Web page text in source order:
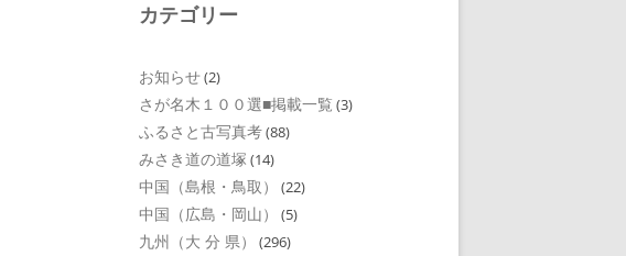
カテゴリー
お知らせ(2)
さが名木１００選■掲載一覧 (3)
ふるさと古写真考(88)
みさき道の道塚 (14)
中国（島根・鳥取） (22)
中国（広島・岡山） (5)
九州（大 分 県） (296)